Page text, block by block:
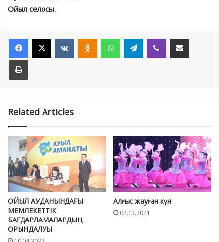
Ойыл селосы.
Facebook
X VKontakteOdnoklassniki
WhatsAppTelegramViber Share via Email
Print
Related Articles
ОЙЫЛ АУДАНЫНДАҒЫ
МЕМЛЕКЕТТІК
БАҒДАРЛАМАЛАРДЫҢ
ОРЫНДАЛУЫ
Алғыс жауған күн
04.03.2021